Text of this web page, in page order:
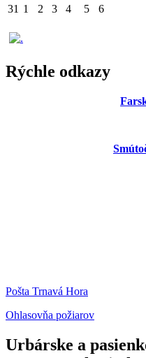
31 1 2 3 4 5 6
Rýchle odkazy
Pošta Trnavá Hora
Ohlasovňa požiarov
Urbárske a